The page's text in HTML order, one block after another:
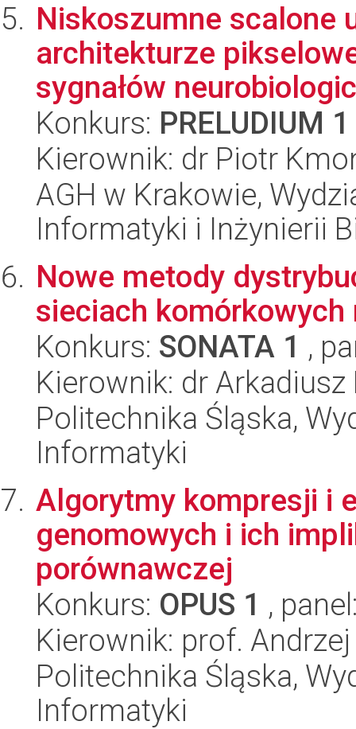
Niskoszumne scalone
architekturze
sygnałów
Konkurs: PRELUDIUM 1
Kierownik: dr Piotr
AGH w Krakowie,
Informatyki i Inżynierii
Nowe metody
sieciach
Konkurs: SONATA 1 ,
Kierownik: dr
Politechnika Śląska,
Informatyki
Algorytmy kompresji i
genomowych i ich
porównawczej
Konkurs: OPUS 1 ,
Kierownik: prof.
Politechnika Śląska,
Informatyki